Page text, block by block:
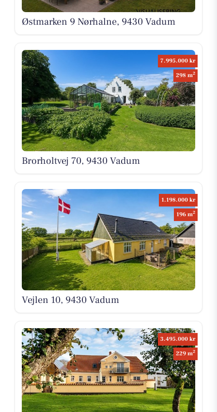
Østmarken 9 Nørhalne, 9430 Vadum
7.995.000 kr
298 m2
Brorholtvej 70, 9430 Vadum
1.198.000 kr
196 m2
Vejlen 10, 9430 Vadum
3.495.000 kr
229 m2